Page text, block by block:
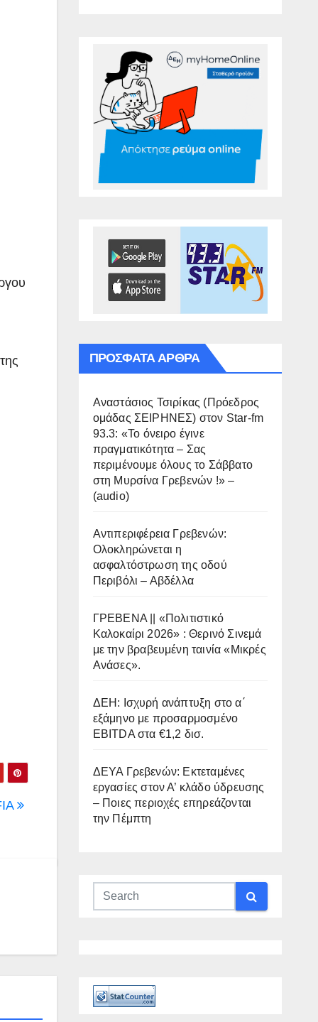
ΠΡΌΣΦΑΤΑ ΆΡΘΡΑ
Αναστάσιος Τσιρίκας (Πρόεδρος
ομάδας ΣΕΙΡΗΝΕΣ) στον Star-fm
93.3: «Το όνειρο έγινε
πραγματικότητα – Σας
περιμένουμε όλους το Σάββατο
στη Μυρσίνα Γρεβενών !» –
(audio)
Αντιπεριφέρεια Γρεβενών:
Ολοκληρώνεται η
ασφαλτόστρωση της οδού
Περιβόλι – Αβδέλλα
ΓΡΕΒΕΝΑ || «Πολιτιστικό
Καλοκαίρι 2026» : Θερινό Σινεμά
με την βραβευμένη ταινία «Μικρές
Ανάσες».
ΔΕΗ: Ισχυρή ανάπτυξη στο α΄
εξάμηνο με προσαρμοσμένο
EBITDA στα €1,2 δισ.
ΔΕΥΑ Γρεβενών: Εκτεταμένες
εργασίες στον Α’ κλάδο ύδρευσης
– Ποιες περιοχές επηρεάζονται
την Πέμπτη